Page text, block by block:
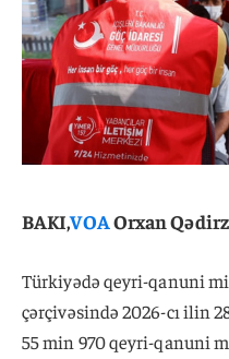
BAKI,VOAOrxan
Türkiyədə qeyri-qanuni
çərçivəsində 2026-cı ilin
55 min 970 qeyri-qanuni